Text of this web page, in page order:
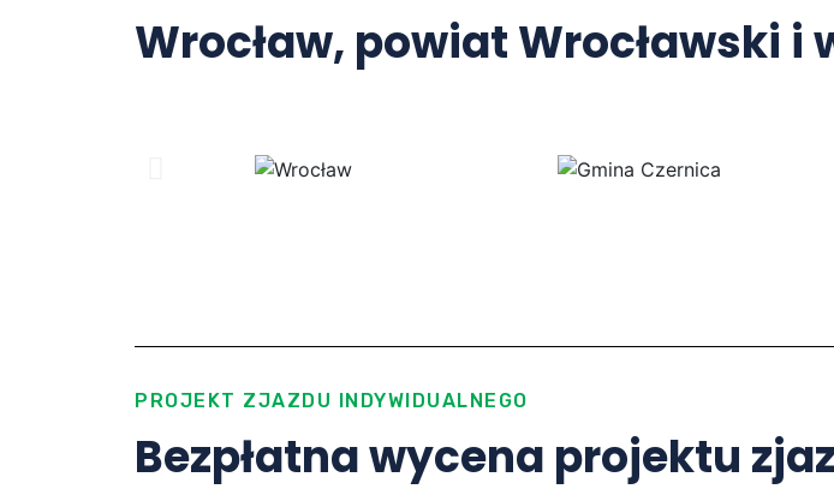
Wrocław, powiat Wrocławski i
PROJEKT ZJAZDU INDYWIDUALNEGO
Bezpłatna wycena projektu